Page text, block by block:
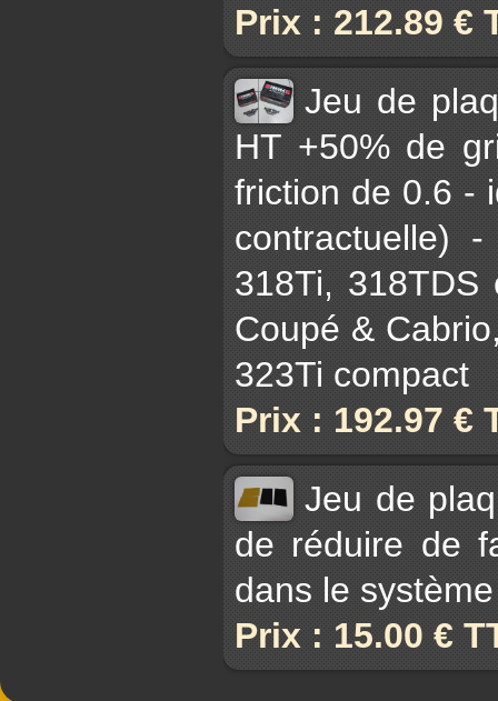
Prix : 212.89 €
Jeu de
HT +50% de
friction de 0.6 -
contractuelle)
318Ti, 318TDS
Coupé &
323Ti compact
Prix : 192.97 €
Jeu de
de réduire de
dans le
Prix : 15.00 €